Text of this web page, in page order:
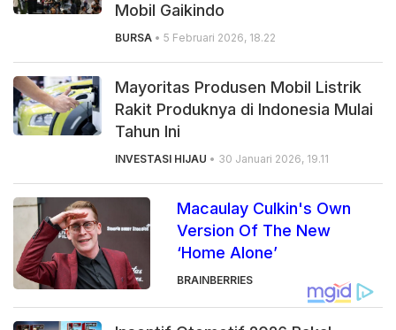
Mobil Gaikindo
BURSA • 5 Februari 2026, 18.22
Mayoritas Produsen Mobil Listrik
Rakit Produknya di Indonesia Mulai
Tahun Ini
INVESTASI HIJAU • 30 Januari 2026, 19.11
Macaulay Culkin's Own
Version Of The New
‘Home Alone’
BRAINBERRIES